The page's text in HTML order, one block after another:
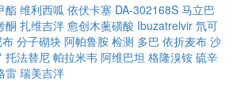
酯 维利西呱 依伏卡塞 DA-302168S 马立巴
酮 扎维吉泮 愈创木薁磺酸 Ibuzatrelvir 氘可
分子砌块 阿帕鲁胺 检测 多巴 依折麦布 沙
托法替尼 帕拉米韦 阿维巴坦 格隆溴铵 硫辛
雷 瑞美吉泮